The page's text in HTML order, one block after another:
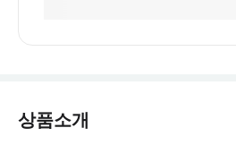
상품소개